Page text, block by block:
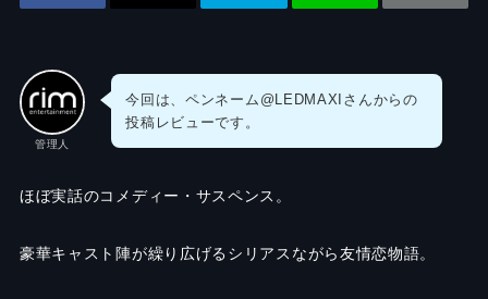
管理人
今回は、ペンネーム@LEDMAXIさんからの
投稿レビューです。
ほぼ実話のコメディー・サスペンス。
豪華キャスト陣が繰り広げるシリアスながら友情恋物語。